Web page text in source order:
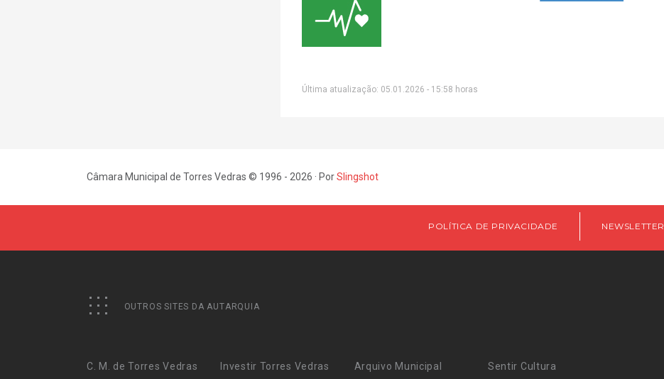
Última atualização: 05.01.2026 - 15:58 horas
Câmara Municipal de Torres Vedras © 1996 - 2026 · PorSlingshot
POLÍTICA DE PRIVACIDADE NEWSLETTER
OUTROS SITES DA AUTARQUIA
C. M. de Torres Vedras
Investir Torres Vedras
Arquivo Municipal
Sentir Cultura